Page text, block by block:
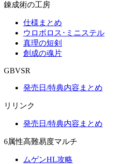
錬成術の工房
仕様まとめ
ウロボロス･ミニステル
真理の短剣
創成の魂片
GBVSR
発売日/特典内容まとめ
リリンク
発売日/特典内容まとめ
6属性高難易度マルチ
ムゲンHL攻略